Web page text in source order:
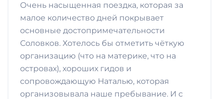
Очень насыщенная поездка, которая за
малое количество дней покрывает
основные достопримечательности
Соловков. Хотелось бы отметить чёткую
организацию (что на материке, что на
островах), хороших гидов и
сопровождающую Наталью, которая
организовывала наше пребывание. И с